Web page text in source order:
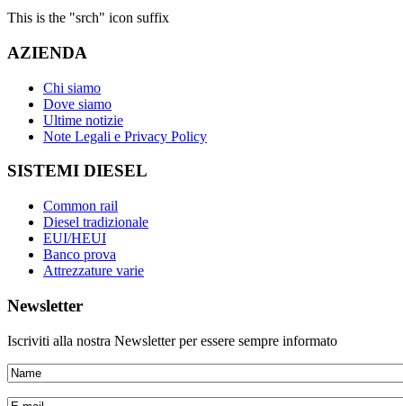
This is the "srch" icon suffix
AZIENDA
Chi siamo
Dove siamo
Ultime notizie
Note Legali e Privacy Policy
SISTEMI DIESEL
Common rail
Diesel tradizionale
EUI/HEUI
Banco prova
Attrezzature varie
Newsletter
Iscriviti alla nostra Newsletter per essere sempre informato